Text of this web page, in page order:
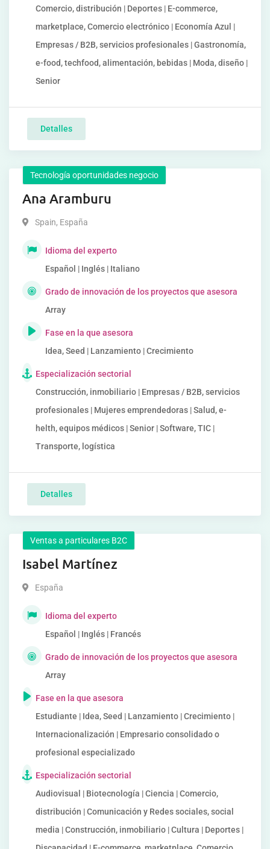
Comercio, distribución | Deportes | E-commerce,
marketplace, Comercio electrónico | Economía Azul |
Empresas / B2B, servicios profesionales | Gastronomía,
e-food, techfood, alimentación, bebidas | Moda, diseño |
Senior
Detalles
Tecnología oportunidades negocio
Ana Aramburu
Spain, España
Idioma del experto
Español | Inglés | Italiano
Grado de innovación de los proyectos que asesora
Array
Fase en la que asesora
Idea, Seed | Lanzamiento | Crecimiento
Especialización sectorial
Construcción, inmobiliario | Empresas / B2B, servicios
profesionales | Mujeres emprendedoras | Salud, e-
helth, equipos médicos | Senior | Software, TIC |
Transporte, logística
Detalles
Ventas a particulares B2C
Isabel Martínez
España
Idioma del experto
Español | Inglés | Francés
Grado de innovación de los proyectos que asesora
Array
Fase en la que asesora
Estudiante | Idea, Seed | Lanzamiento | Crecimiento |
Internacionalización | Empresario consolidado o
profesional especializado
Especialización sectorial
Audiovisual | Biotecnología | Ciencia | Comercio,
distribución | Comunicación y Redes sociales, social
media | Construcción, inmobiliario | Cultura | Deportes |